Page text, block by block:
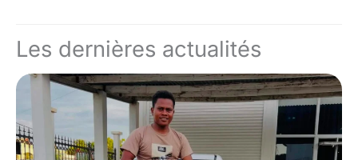
Les dernières actualités